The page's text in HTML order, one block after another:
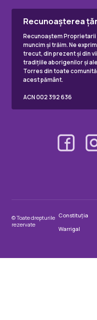
Recunoașterea
Recunoaștem Proprietarii
muncim și trăim. Ne
trecut, din prezent și din
tradițiile aborigenilor și
Torres din toate
acest pământ.
ACN 002 392 636
© Toate drepturile
rezervate
Constituția
Warrigal